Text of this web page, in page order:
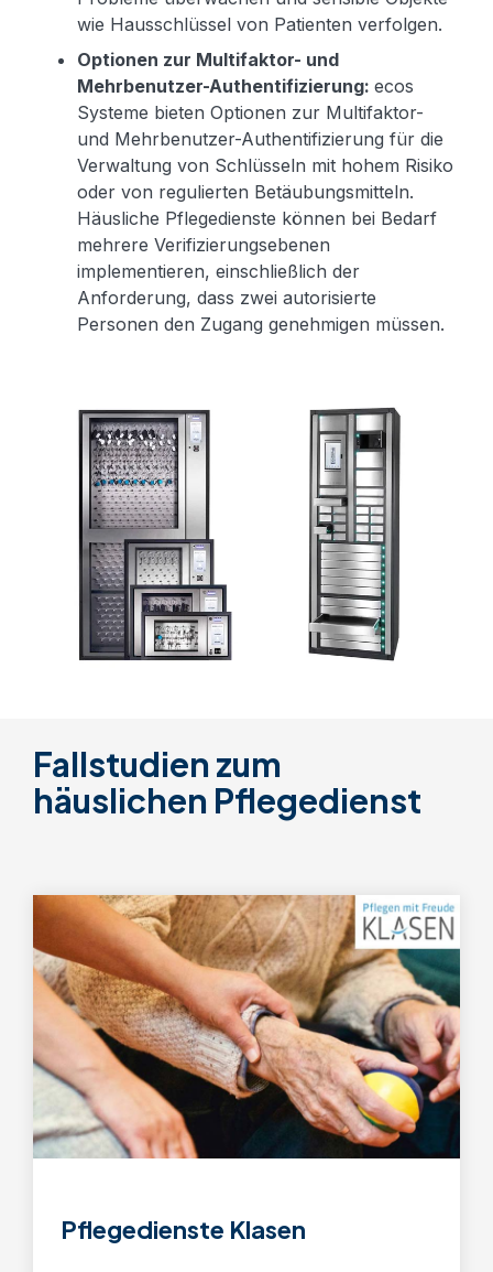
wie Hausschlüssel von Patienten verfolgen.
Optionen zur Multifaktor- und
Mehrbenutzer-Authentifizierung: ecos
Systeme bieten Optionen zur Multifaktor-
und Mehrbenutzer-Authentifizierung für die
Verwaltung von Schlüsseln mit hohem Risiko
oder von regulierten Betäubungsmitteln.
Häusliche Pflegedienste können bei Bedarf
mehrere Verifizierungsebenen
implementieren, einschließlich der
Anforderung, dass zwei autorisierte
Personen den Zugang genehmigen müssen.
Fallstudien zum
häuslichen Pflegedienst
Pflegedienste Klasen